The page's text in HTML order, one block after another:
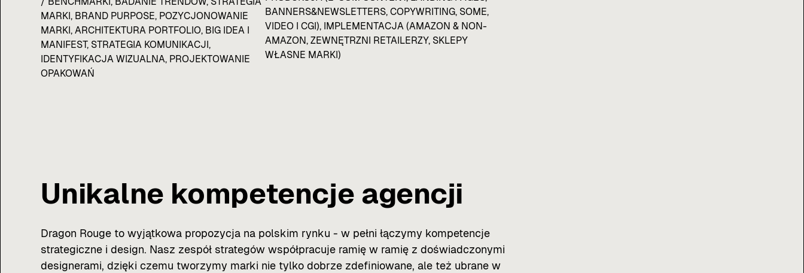
MARKI, BRAND PURPOSE, POZYCJONOWANIE
MARKI, ARCHITEKTURA PORTFOLIO, BIG IDEA I
MANIFEST, STRATEGIA KOMUNIKACJI,
IDENTYFIKACJA WIZUALNA, PROJEKTOWANIE
OPAKOWAŃ
BANNERS&NEWSLETTERS, COPYWRITING, SOME,
VIDEO I CGI), IMPLEMENTACJA (AMAZON & NON-
AMAZON, ZEWNĘTRZNI RETAILERZY, SKLEPY
WŁASNE MARKI)
Unikalne kompetencje agencji
Dragon Rouge to wyjątkowa propozycja na polskim rynku - w pełni łączymy kompetencje
strategiczne i design. Nasz zespół strategów współpracuje ramię w ramię z doświadczonymi
designerami, dzięki czemu tworzymy marki nie tylko dobrze zdefiniowane, ale też ubrane w